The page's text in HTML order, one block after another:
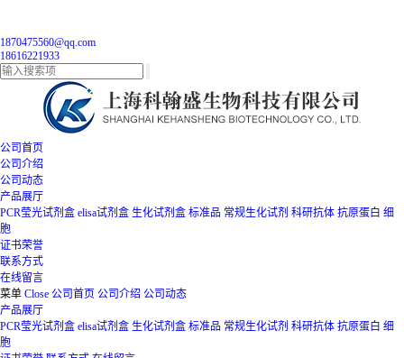
1870475560@qq.com
18616221933
公司首页
公司介绍
公司动态
产品展厅
PCR莹光试剂盒 elisa试剂盒 生化试剂盒 标准品 常规生化试剂 科研抗体 抗原蛋白 细
胞
证书荣誉
联系方式
在线留言
菜单 Close 公司首页 公司介绍 公司动态
产品展厅
PCR莹光试剂盒 elisa试剂盒 生化试剂盒 标准品 常规生化试剂 科研抗体 抗原蛋白 细
胞